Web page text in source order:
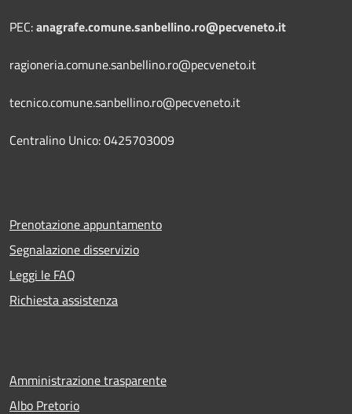
PEC:anagrafe.comune.sanbellino.ro@pecveneto.it
ragioneria.comune.sanbellino.ro@pecveneto.it
tecnico.comune.sanbellino.ro@pecveneto.it
Centralino Unico: 0425703009
Prenotazione appuntamento
Segnalazione disservizio
Leggi le FAQ
Richiesta assistenza
Amministrazione trasparente
Albo Pretorio